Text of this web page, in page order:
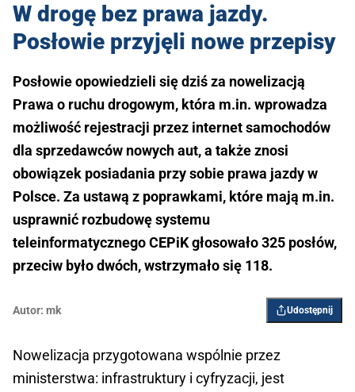
W drogę bez prawa jazdy.
Posłowie przyjęli nowe przepisy
Posłowie opowiedzieli się dziś za nowelizacją
Prawa o ruchu drogowym, która m.in. wprowadza
możliwość rejestracji przez internet samochodów
dla sprzedawców nowych aut, a także znosi
obowiązek posiadania przy sobie prawa jazdy w
Polsce. Za ustawą z poprawkami, które mają m.in.
usprawnić rozbudowę systemu
teleinformatycznego CEPiK głosowało 325 posłów,
przeciw było dwóch, wstrzymało się 118.
Autor: mk Udostępnij
Nowelizacja przygotowana wspólnie przez
ministerstwa: infrastruktury i cyfryzacji, jest